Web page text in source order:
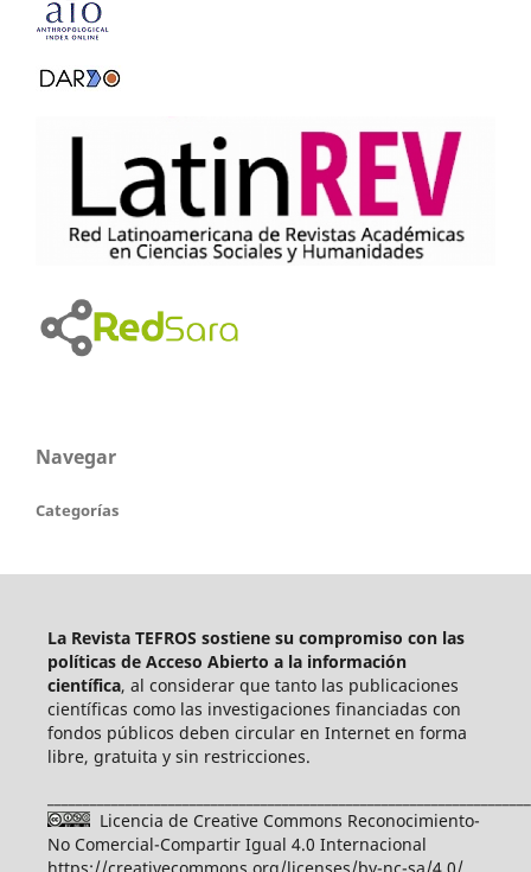
Navegar
Categorías
La Revista TEFROS sostiene su compromiso con las
políticas de Acceso Abierto a la información
científica, al considerar que tanto las publicaciones
científicas como las investigaciones financiadas con
fondos públicos deben circular en Internet en forma
libre, gratuita y sin restricciones.
Licencia de Creative Commons Reconocimiento-
No Comercial-Compartir Igual 4.0 Internacional